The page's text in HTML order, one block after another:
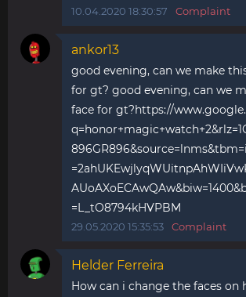
10.04.2020 18:30:57 Complaint
ankor13
good evening, can we make
for gt? good evening, can we
face for gt?https://
=L_tO8794kHVPBM
29.05.2020 15:35:53 Complaint
Helder Ferreira
How can i change the faces on